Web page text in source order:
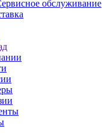
обслуживание